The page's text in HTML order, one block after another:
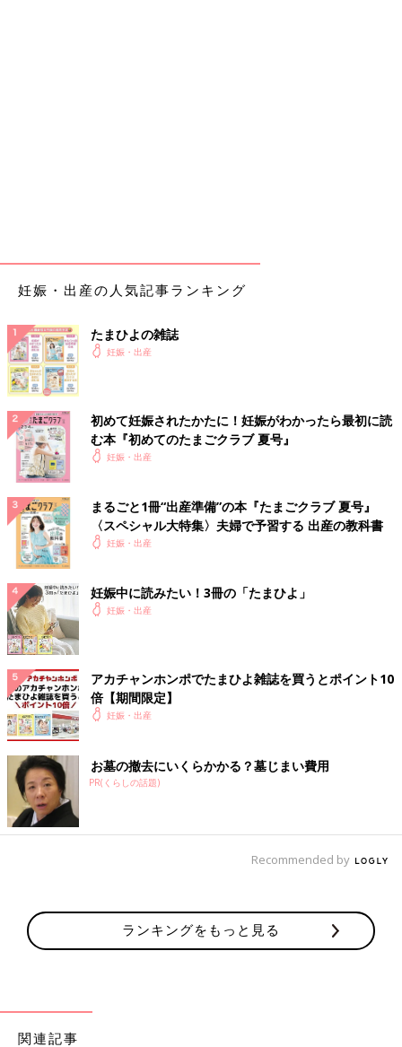
職場の上司や同僚に状況を説明し、産院に連絡して指示を仰ぎま
しょう。すぐに受診しなくて大丈夫な場合でも、しばらくは安静
●外出中
産院に連絡して、タクシーで向かいましょう。旅行中の場合も、
通院先の産院に電話して状況を伝え、近くの医療機関を受診した
ほうがいいかどうか指示を受けてください。
●入浴中
体が温まると血流が促進され、さらに出血量が増える可能性があ
ります。手早くシャワーで流して入浴を中断しましょう。清潔な
生理用ナプキンを当ててから、産院に連絡を。
緊急度が高いケース
下記のような症状があったら、急いで産院に連絡＆受診しましょ
う。
●激しい腹痛
●高熱（38度以上）
●おなかの張り
●胎動が感じられない
●前置胎盤と診断されている
など
出血したら自己判断は禁物です！
に、産院に連絡をとりましょう。出血すると、少量であっても動
揺してしまうものですが、まずは落ち着いて状況や症状を確認す
ることが大切。メモを取ったりすることで「落ち着いた」という
■監修：小川クリニック院長 小川隆吉先生
1975年日本医科大学卒業。同大学産婦人科講師、都立築地産院
産婦人科医長を経て、1995年より現職。セックスカウンセラー
■参考：たまひよブックス
ガイドBOOK」
妊娠・出産の人気記事ランキング
たまひよの雑誌
妊娠・出産
初めて妊娠されたかたに！妊娠がわかったら最初に読
む本『初めてのたまごクラブ 夏号』
妊娠・出産
まるごと1冊“出産準備”の本『たまごクラブ 夏号』
〈スペシャル大特集〉夫婦で予習する 出産の教科書
妊娠・出産
妊娠中に読みたい！3冊の「たまひよ」
妊娠・出産
アカチャンホンポでたまひよ雑誌を買うとポイント10
倍【期間限定】
妊娠・出産
お墓の撤去にいくらかかる？墓じまい費用
PR(くらしの話題)
Recommended by
ランキングをもっと見る
関連記事